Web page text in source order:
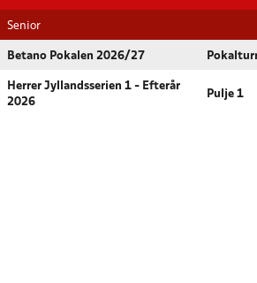
Senior
Betano Pokalen 2026/27
Herrer Jyllandsserien 1 - Efterår
2026
Pulje 1